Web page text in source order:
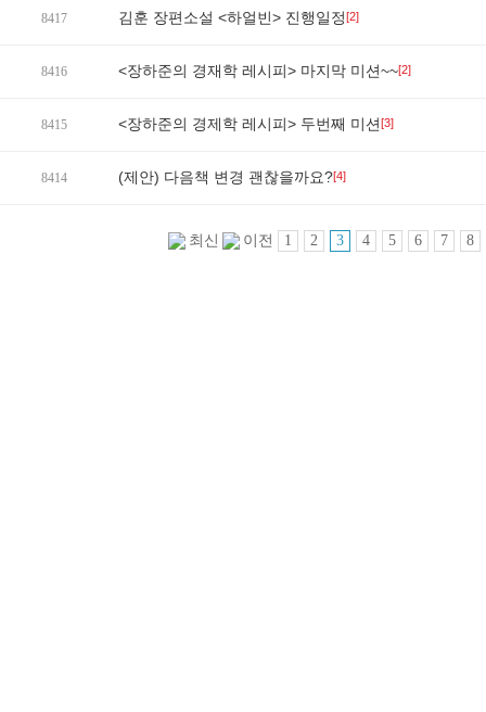
8417 김훈 장편소설 <하얼빈> 진행일정[2]
8416 <장하준의 경재학 레시피> 마지막 미션~~[2]
8415 <장하준의 경제학 레시피> 두번째 미션[3]
8414 (제안) 다음책 변경 괜찮을까요?[4]
최신 이전 1 2 3 4 5 6 7 8